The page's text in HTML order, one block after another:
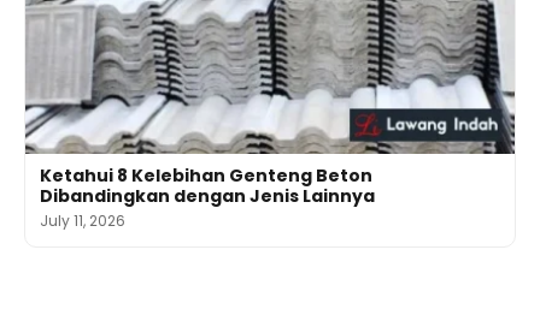
Ketahui 8 Kelebihan Genteng Beton
Dibandingkan dengan Jenis Lainnya
July 11, 2026